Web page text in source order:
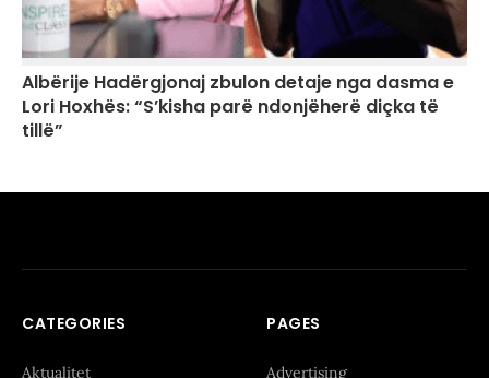
Albërije Hadërgjonaj zbulon detaje nga dasma e
Lori Hoxhës: “S’kisha parë ndonjëherë diçka të
tillë”
CATEGORIES
Aktualitet
PAGES
Advertising